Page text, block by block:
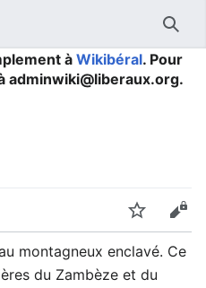
à Wikibéral. Pour
adminwiki@liberaux.org.
Suivre
montagneux enclavé. Ce
du Zambèze et du